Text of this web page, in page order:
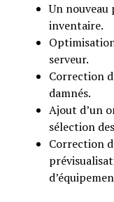
Un
inventaire.
serveur.
Correction
damnés.
Ajout d’un
sélection
Correction